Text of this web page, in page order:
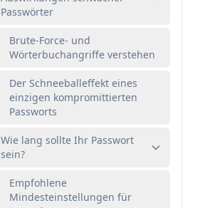
Passwörter
Brute-Force- und
Wörterbuchangriffe verstehen
Der Schneeballeffekt eines
einzigen kompromittierten
Passworts
Wie lang sollte Ihr Passwort
sein?
Empfohlene
Mindesteinstellungen für